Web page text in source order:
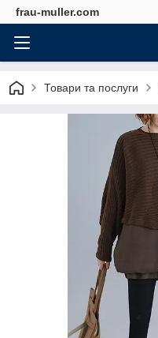
frau-muller.com
Товари та послуги